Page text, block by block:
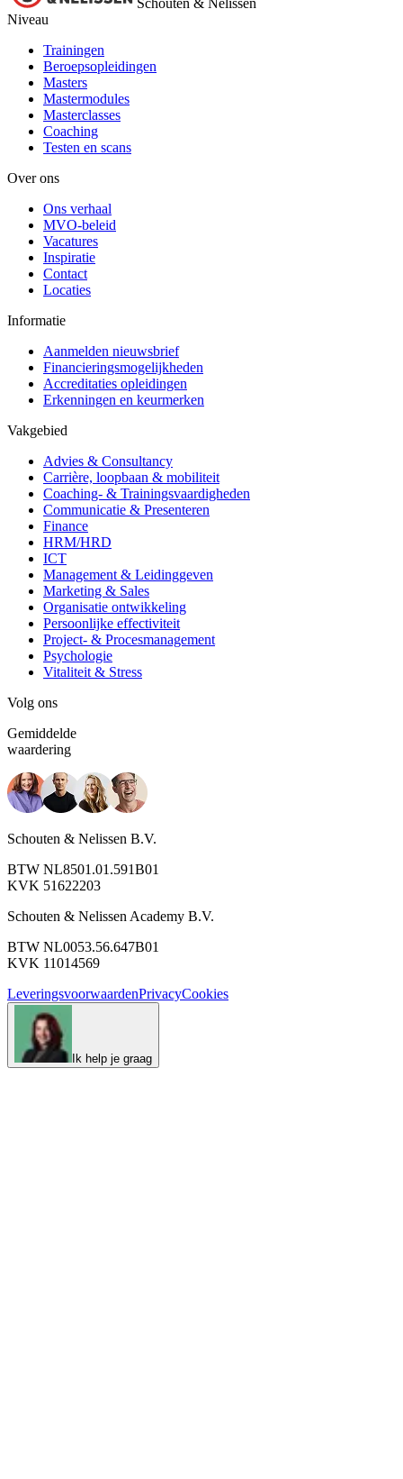
Schouten & Nelissen
Niveau
Trainingen
Beroepsopleidingen
Masters
Mastermodules
Masterclasses
Coaching
Testen en scans
Over ons
Ons verhaal
MVO-beleid
Vacatures
Inspiratie
Contact
Locaties
Informatie
Aanmelden nieuwsbrief
Financieringsmogelijkheden
Accreditaties opleidingen
Erkenningen en keurmerken
Vakgebied
Advies & Consultancy
Carrière, loopbaan & mobiliteit
Coaching- & Trainingsvaardigheden
Communicatie & Presenteren
Finance
HRM/HRD
ICT
Management & Leidinggeven
Marketing & Sales
Organisatie ontwikkeling
Persoonlijke effectiviteit
Project- & Procesmanagement
Psychologie
Vitaliteit & Stress
Volg ons
Gemiddelde
waardering
Schouten & Nelissen B.V.
BTW NL8501.01.591B01
KVK 51622203
Schouten & Nelissen Academy B.V.
BTW NL0053.56.647B01
KVK 11014569
LeveringsvoorwaardenPrivacyCookies
Ik help je graag